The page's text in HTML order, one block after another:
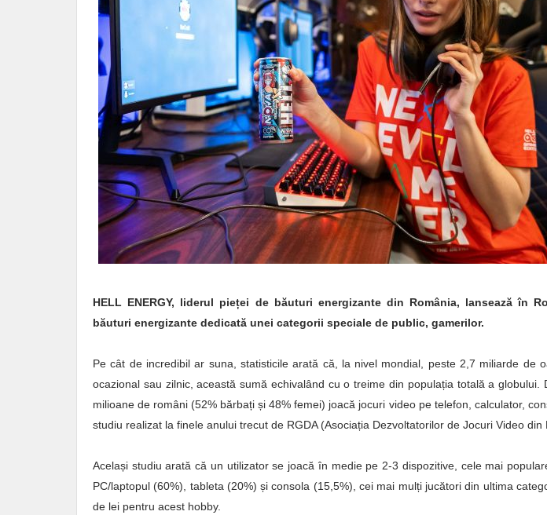
HELL ENERGY, liderul pieței de băuturi energizante din România, lansează în
băuturi energizante dedicată unei categorii speciale de public, gamerilor.
Pe cât de incredibil ar suna, statisticile arată că, la nivel mondial, peste 2,7 miliarde de
ocazional sau zilnic, această sumă echivalând cu o treime din populația totală a globului.
milioane de români (52% bărbați și 48% femei) joacă jocuri video pe telefon, calculator,
studiu realizat la finele anului trecut de RGDA (Asociația Dezvoltatorilor de Jocuri Video din
Același studiu arată că un utilizator se joacă în medie pe 2-3 dispozitive, cele mai
PC/laptopul (60%), tableta (20%) și consola (15,5%), cei mai mulți jucători din ultima
de lei pentru acest hobby.